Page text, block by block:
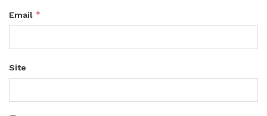
Email *
Site